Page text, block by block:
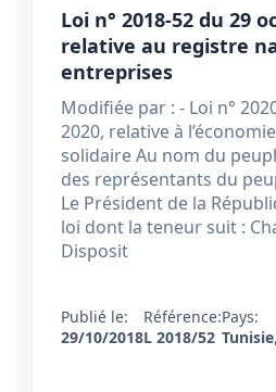
Loi n° 2018-52 du 29
relative au registre
entreprises
Modifiée par : - Loi n°
2020, relative à
solidaire Au nom du
des représentants du
Le Président de la
loi dont la teneur suit :
Disposit
Publié le:
29/10/2018
Référence:
L 2018/52
Pays:
Tunisie,